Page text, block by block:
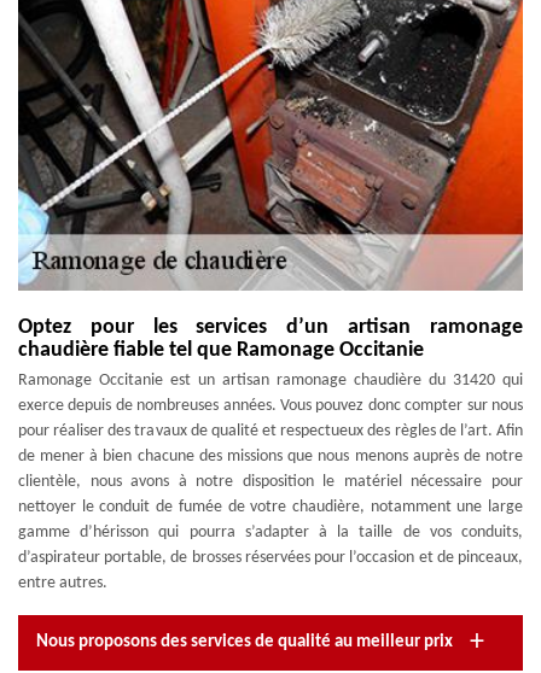
Optez pour les services d’un artisan ramonage
chaudière fiable tel que Ramonage Occitanie
Ramonage Occitanie est un artisan ramonage chaudière du 31420 qui
exerce depuis de nombreuses années. Vous pouvez donc compter sur nous
pour réaliser des travaux de qualité et respectueux des règles de l’art. Afin
de mener à bien chacune des missions que nous menons auprès de notre
clientèle, nous avons à notre disposition le matériel nécessaire pour
nettoyer le conduit de fumée de votre chaudière, notamment une large
gamme d’hérisson qui pourra s’adapter à la taille de vos conduits,
d’aspirateur portable, de brosses réservées pour l’occasion et de pinceaux,
entre autres.
Nous proposons des services de qualité au meilleur prix